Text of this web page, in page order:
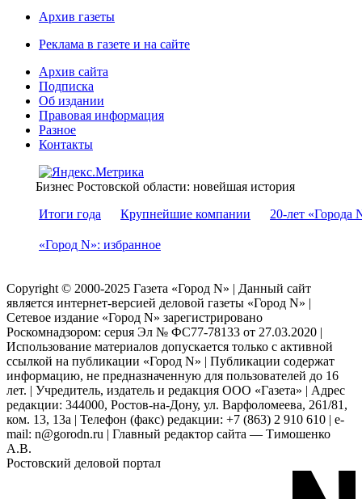
Архив газеты
Реклама в газете и на сайте
Архив сайта
Подписка
Об издании
Правовая информация
Разное
Контакты
Бизнес Ростовской области: новейшая история
Итоги года
Крупнейшие компании 20-лет «Города
«Город N»: избранное
Copyright © 2000-2025 Газета «Город N» | Данный сайт
является интернет-версией деловой газеты «Город N» |
Сетевое издание «Город N» зарегистрировано
Роскомнадзором: серuя Эл № ФС77-78133 от 27.03.2020 |
Использование материалов допускается только с активной
ссылкой на публикации «Город N» | Публикации содержат
информацию, не предназначенную для пользователей до 16
лет. | Учредитель, издатель и редакция ООО «Газета» | Адрес
редакции: 344000, Ростов-на-Дону, ул. Варфоломеева, 261/81,
ком. 13, 13а | Телефон (факс) редакции: +7 (863) 2 910 610 | e-
mail: n@gorodn.ru | Главный редактор сайта — Тимошенко
А.В.
Ростовский деловой портал